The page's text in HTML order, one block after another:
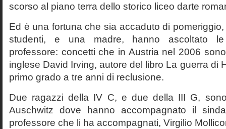
scorso al piano terra dello storico liceo darte
Ed è una fortuna che sia accaduto di
studenti, e una madre, hanno ascoltato le
professore: concetti che in Austria nel 2006
inglese David Irving, autore del libro La guerra di
primo grado a tre anni di reclusione.
Due ragazzi della IV C, e due della III G,
Auschwitz dove hanno accompagnato il
professore che li ha accompagnati, Virgilio